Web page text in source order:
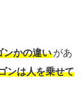
ンかの違い があ
ンは人を乗せて